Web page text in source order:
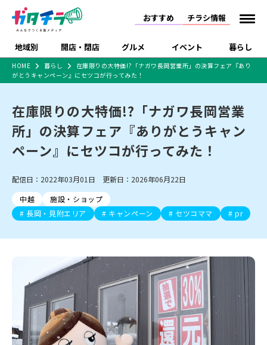
おすすめ チラシ情報
地域別 開店・閉店 グルメ イベント 暮らし
新潟市 下越
中越 上越
佐渡
新潟市東区 新潟市西区
新潟市北区
新潟市南区
新潟市秋葉区
新潟市西蒲区
村上・関川
新発田・聖籠
胎内・粟島
三条・加茂・田上
五泉・阿賀野・阿賀
燕・弥彦
長岡・見附
小千谷・十日町・津南
魚沼・南魚沼・湯沢
柏崎・刈羽・出雲崎
上越・妙高・糸魚川
開店 閉店
リニューアル・移転 休業 開店まとめ
閉店まとめ
新潟市・開店
新潟市・閉店
長岡市・開店
長岡市・閉店
上越市・開店
ラーメン・開店
ラーメン・閉店
ラーメン 現地レポート
和食 洋食
スイーツ ランチ
食べ歩き テイクアウト
季節・期間限定
居酒屋・バー 焼肉
パスタ
パン・ベーカリー
タレカツ・豚カツ
デカ盛り・大盛り
旨辛・激辛
定食・町定食 海鮮・鮨
そば・うどん
日本酒・新潟清酒
ワイン・クラフトビール
ケーキ・パフェ
ビアガーデン・暑気払い
体験・販売 祭り・伝統行事
趣味・展示会 ライブ・コンサート
スポーツ
酒月
セミナー・講演会 子ども向け 花火大会
入場無料
住宅展示場
学生スポーツ アルビレックス
施設・ショップ
住宅メーカー・工務
店
食品メーカー・県産
習い事・塾 アパレル・雑貨
フィットネス・ジム
観光スポット
温泉・入浴 ホテル 旅館
水族館
リラクゼーション・整体
スキー場
リユース・買取
病院・クリニック
イオンモール
ラブラ万代・ラブラ2
ビルボードプレイスBP
新潟伊勢丹
ピア万代
リバーサイド千秋
パティオPATIO
特売セール インタビュー
特集・まとめ記事
セツコママ ランキング 新潟人
キャンペーン
開店まとめ
閉店まとめ
ラーメンまとめ
飲食店まとめ
食品スーパー・コンビ
ショッピングモール・
大型施設
ドラッグストア・ホーム
センター
ファッション 生活サービス
習い事・塾 通販・EC イベント
求人
官公庁・自治体
新潟市 チラシ
長岡・見附 チラシ
上越・妙高・糸魚川 チラシ
注目 チラシ
週末セール
火曜セール
オープン・リニューアルセール
周年祭・感謝祭セール
年末・初売りセール
HOME 暮らし
在庫限りの大特価!?「ナガワ長岡営業所」の決算フェア『あり
がとうキャンペーン』にセツコが行ってみた！
在庫限りの大特価!?「ナガワ長岡営業
所」の決算フェア『ありがとうキャン
ペーン』にセツコが行ってみた！
配信日：2022年03月01日 更新日：2026年06月22日
中越
施設・ショップ
長岡・見附エリア
キャンペーン セツコママ pr